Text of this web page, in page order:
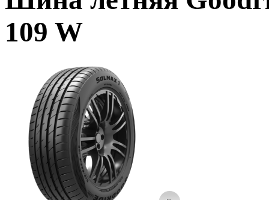
109 W